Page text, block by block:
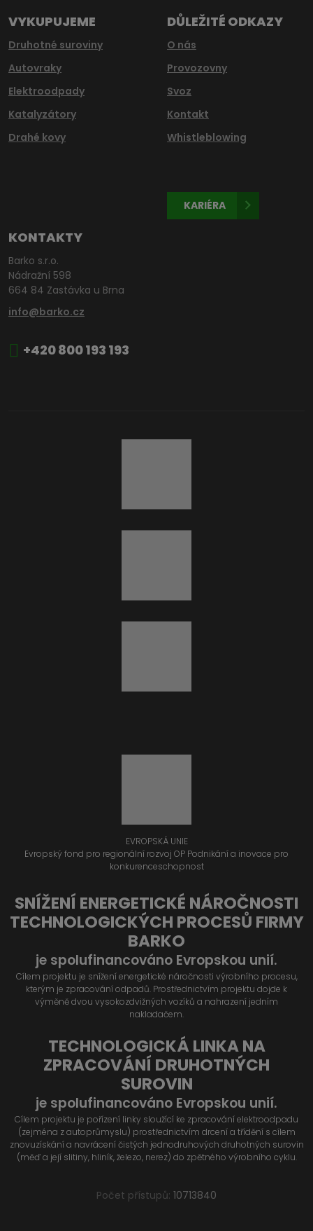
VYKUPUJEME
Druhotné suroviny
Autovraky
Elektroodpady
Katalyzátory
Drahé kovy
DŮLEŽITÉ ODKAZY
O nás
Provozovny
Svoz
Kontakt
Whistleblowing
KARIÉRA
KONTAKTY
Barko s.r.o.
Nádražní 598
664 84 Zastávka u Brna
info@barko.cz
+420 800 193 193
EVROPSKÁ UNIE
Evropský fond pro regionální rozvoj OP Podnikání a inovace pro
konkurenceschopnost
SNÍŽENÍ ENERGETICKÉ NÁROČNOSTI
TECHNOLOGICKÝCH PROCESŮ FIRMY
BARKO
je spolufinancováno Evropskou unií.
Cílem projektu je snížení energetické náročnosti výrobního procesu,
kterým je zpracování odpadů. Prostřednictvím projektu dojde k
výměně dvou vysokozdvižných vozíků a nahrazení jedním
nakladačem.
TECHNOLOGICKÁ LINKA NA
ZPRACOVÁNÍ DRUHOTNÝCH
SUROVIN
je spolufinancováno Evropskou unií.
Cílem projektu je pořízení linky sloužící ke zpracování elektroodpadu
(zejména z autoprůmyslu) prostřednictvím drcení a třídění s cílem
znovuzískání a navrácení čistých jednodruhových druhotných surovin
(měď a její slitiny, hliník, železo, nerez) do zpětného výrobního cyklu.
Počet přístupů: 10713840